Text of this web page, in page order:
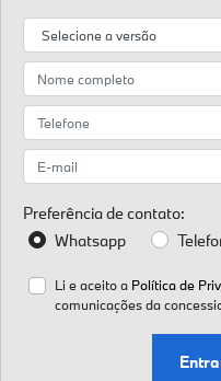
Preferência de contato:
Whatsapp
Li e aceito a Política de
comunicações da